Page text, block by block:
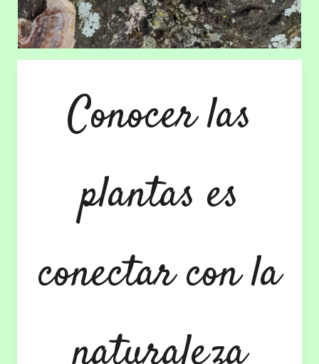
Conocer las
plantas es
conectar con la